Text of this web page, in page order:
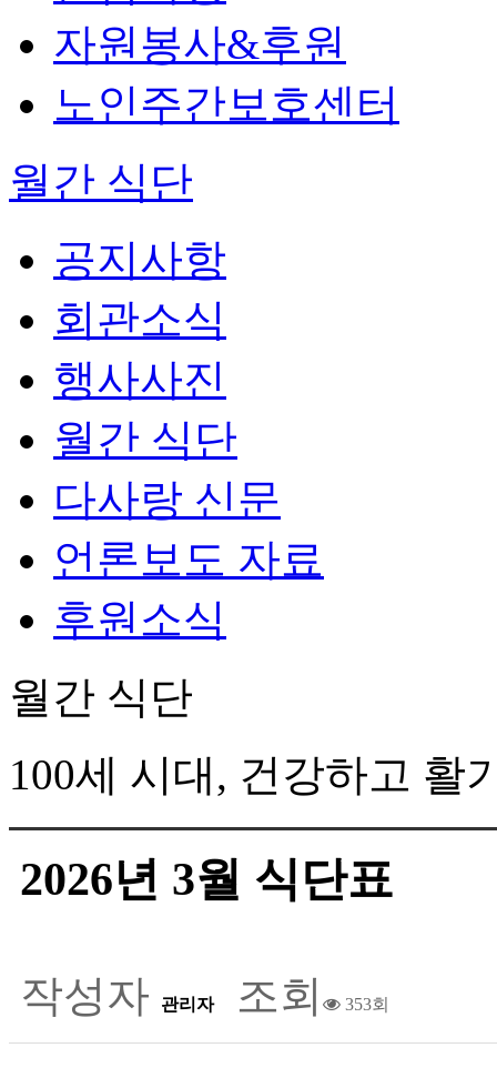
자원봉사&후원
노인주간보호센터
월간 식단
공지사항
회관소식
행사사진
월간 식단
다사랑 신문
언론보도 자료
후원소식
월간 식단
100세 시대, 건강하고 활
2026년 3월 식단표
작성자 관리자 조회 353회